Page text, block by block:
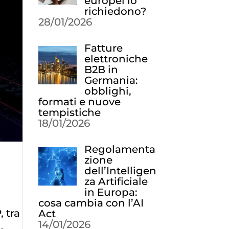
tra
richiedono?
28/01/2026
Fatture
elettroniche
B2B in
Germania:
obblighi,
formati e nuove
tempistiche
18/01/2026
Regolamenta
zione
dell’Intelligen
za Artificiale
in Europa:
cosa cambia con l’AI
Act
14/01/2026